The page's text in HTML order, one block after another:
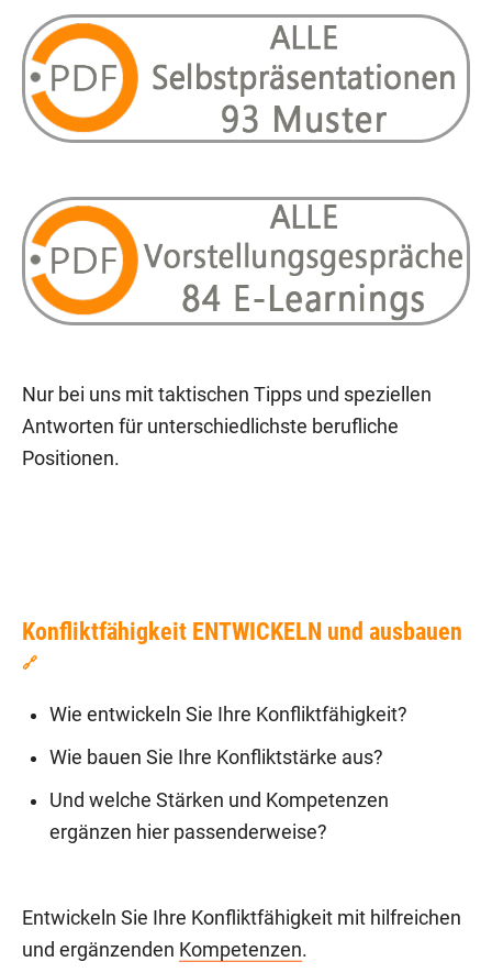
Nur bei uns mit taktischen Tipps und speziellen
Antworten für unterschiedlichste berufliche
Positionen.
Konfliktfähigkeit ENTWICKELN und ausbauen
🔗
Wie entwickeln Sie Ihre Konfliktfähigkeit?
Wie bauen Sie Ihre Konfliktstärke aus?
Und welche Stärken und Kompetenzen
ergänzen hier passenderweise?
Entwickeln Sie Ihre Konfliktfähigkeit mit hilfreichen
und ergänzenden Kompetenzen.